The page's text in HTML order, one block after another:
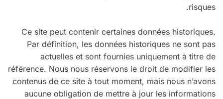
risques.
Ce site peut contenir certaines données historiques.
Par définition, les données historiques ne sont pas
actuelles et sont fournies uniquement à titre de
référence. Nous nous réservons le droit de modifier les
contenus de ce site à tout moment, mais nous n’avons
aucune obligation de mettre à jour les informations